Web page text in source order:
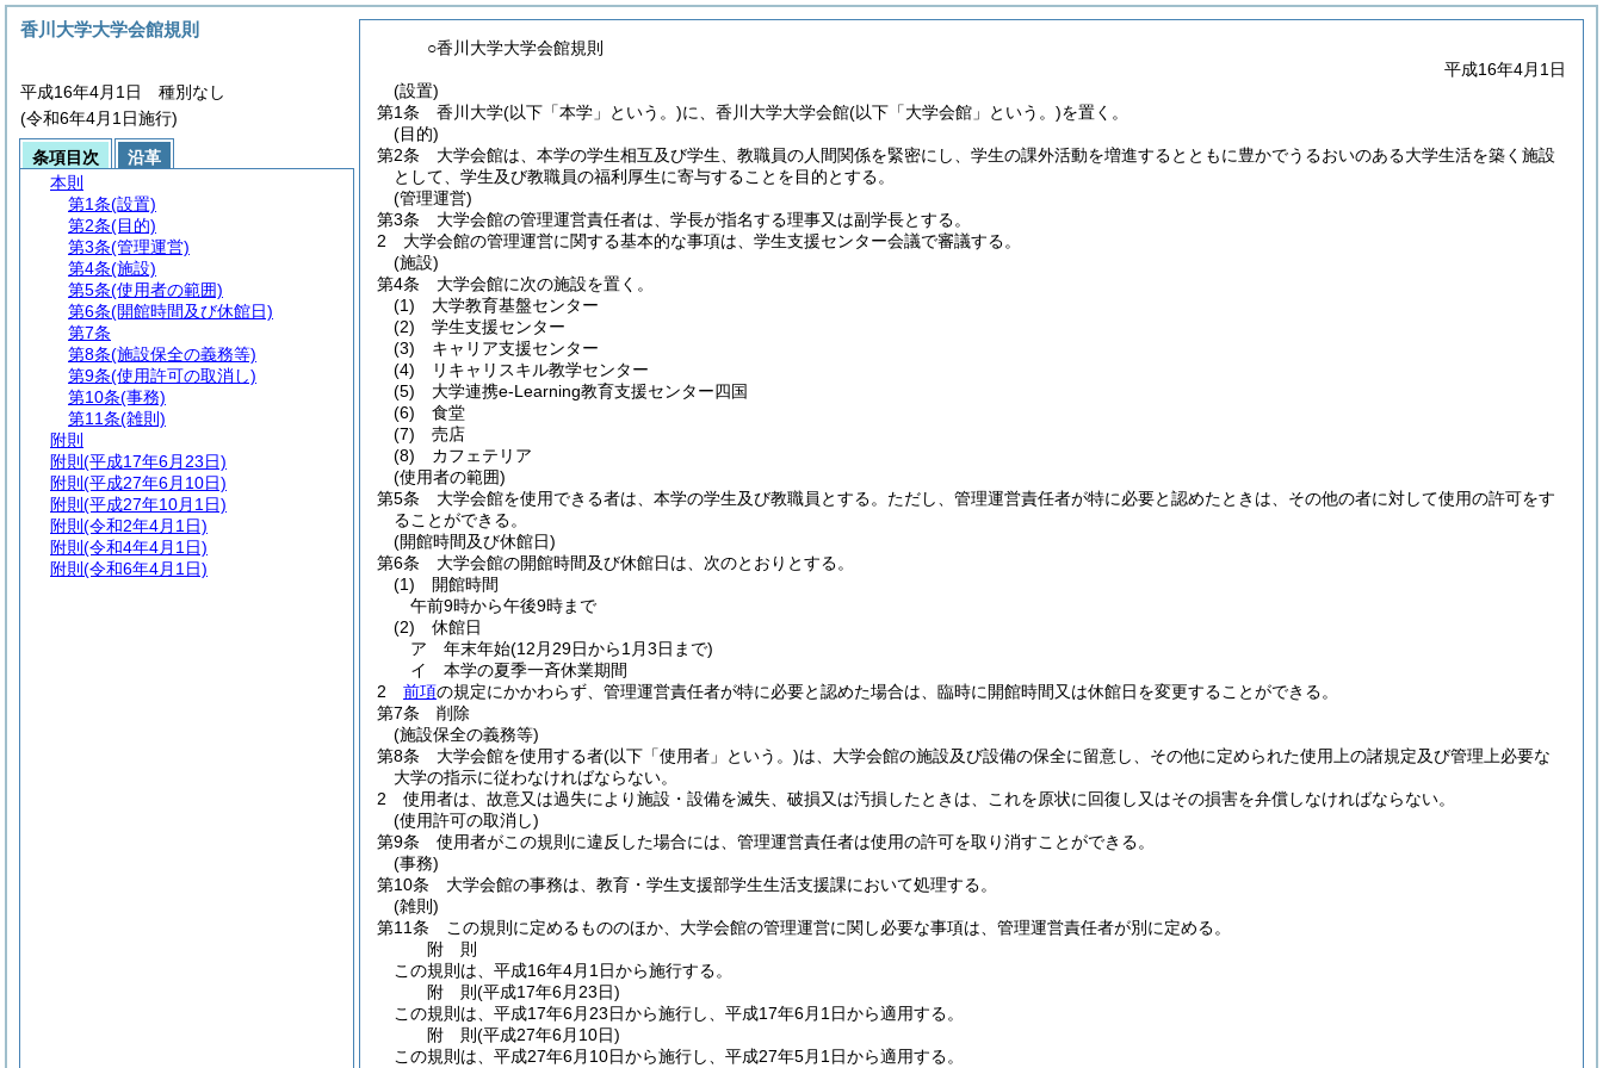
○香川大学大学会館規則
平成16年4月1日
(設置)
第1条
香川大学(以下「本学」という。)に、香川大学大学会館(以下「大学会館」という。)を置く。
(目的)
第2条
大学会館は、本学の学生相互及び学生、教職員の人間関係を緊密にし、学生の課外活動を増進するとともに豊かでうるおいのある大学生活を築く施設
として、学生及び教職員の福利厚生に寄与することを目的とする。
(管理運営)
第3条
大学会館の管理運営責任者は、学長が指名する理事又は副学長とする。
2
大学会館の管理運営に関する基本的な事項は、学生支援センター会議で審議する。
(施設)
第4条
大学会館に次の施設を置く。
(1)
大学教育基盤センター
(2)
学生支援センター
(3)
キャリア支援センター
(4)
リキャリスキル教学センター
(5)
大学連携e-Learning教育支援センター四国
(6)
食堂
(7)
売店
(8)
カフェテリア
(使用者の範囲)
第5条
大学会館を使用できる者は、本学の学生及び教職員とする。 ただし、管理運営責任者が特に必要と認めたときは、その他の者に対して使用の許可をす
ることができる。
(開館時間及び休館日)
第6条
大学会館の開館時間及び休館日は、次のとおりとする。
(1)
開館時間
午前9時から午後9時まで
(2)
休館日
ア
年末年始(12月29日から1月3日まで)
イ
本学の夏季一斉休業期間
2
前項の規定にかかわらず、管理運営責任者が特に必要と認めた場合は、臨時に開館時間又は休館日を変更することができる。
第7条
削除
(施設保全の義務等)
第8条
大学会館を使用する者(以下「使用者」という。)は、大学会館の施設及び設備の保全に留意し、その他に定められた使用上の諸規定及び管理上必要な
大学の指示に従わなければならない。
2
使用者は、故意又は過失により施設・設備を滅失、破損又は汚損したときは、これを原状に回復し又はその損害を弁償しなければならない。
(使用許可の取消し)
第9条
使用者がこの規則に違反した場合には、管理運営責任者は使用の許可を取り消すことができる。
(事務)
第10条
大学会館の事務は、教育・学生支援部学生生活支援課において処理する。
(雑則)
第11条
この規則に定めるもののほか、大学会館の管理運営に関し必要な事項は、管理運営責任者が別に定める。
附 則
この規則は、平成16年4月1日から施行する。
附 則(平成17年6月23日)
この規則は、平成17年6月23日から施行し、平成17年6月1日から適用する。
附 則(平成27年6月10日)
この規則は、平成27年6月10日から施行し、平成27年5月1日から適用する。
香川大学大学会館規則
平成16年4月1日 種別なし
(令和6年4月1日施行)
条項目次
沿革
本則
第1条(設置)
第2条(目的)
第3条(管理運営)
第4条(施設)
第5条(使用者の範囲)
第6条(開館時間及び休館日)
第7条
第8条(施設保全の義務等)
第9条(使用許可の取消し)
第10条(事務)
第11条(雑則)
附則
附則 (平成17年6月23日)
附則 (平成27年6月10日)
附則 (平成27年10月1日)
附則 (令和2年4月1日)
附則 (令和4年4月1日)
附則 (令和6年4月1日)